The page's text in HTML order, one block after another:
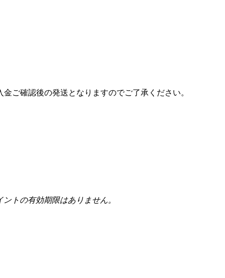
ご確認後の発送となりますのでご了承ください。
トの有効期限はありません。